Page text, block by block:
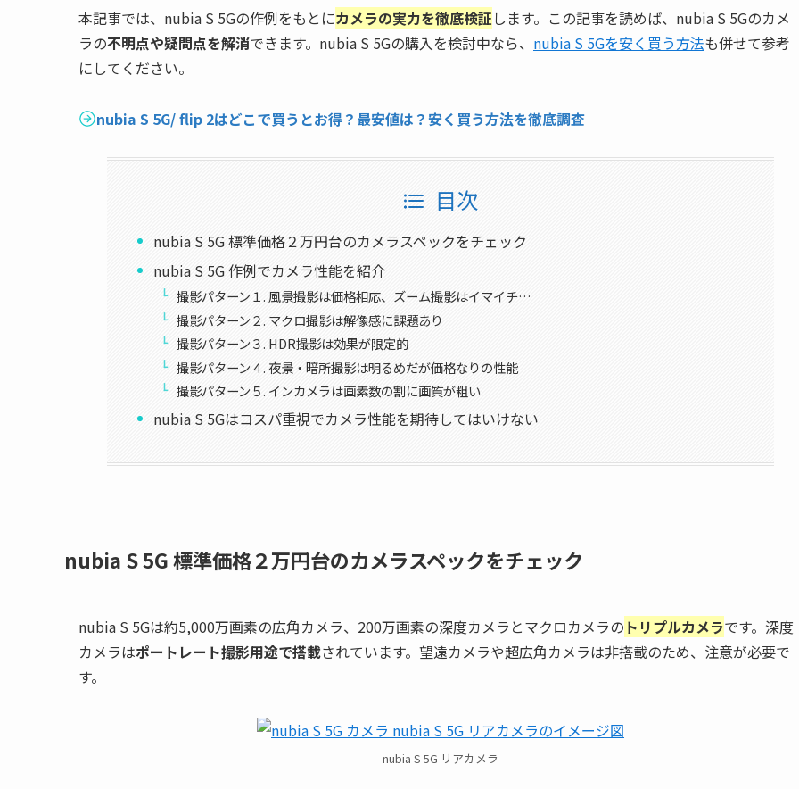
本記事では、nubia S 5Gの作例をもとにカメラの実力を徹底検証します。この記事を読めば、nubia S 5Gのカメ
ラの不明点や疑問点を解消できます。nubia S 5Gの購入を検討中なら、 nubia S 5Gを安く買う方法も併せて参考
にしてください。
nubia S 5G/ flip 2はどこで買うとお得？最安値は？安く買う方法を徹底調査
目次
nubia S 5G 標準価格２万円台のカメラスペックをチェック
nubia S 5G 作例でカメラ性能を紹介
撮影パターン１. 風景撮影は価格相応、ズーム撮影はイマイチ…
撮影パターン２. マクロ撮影は解像感に課題あり
撮影パターン３. HDR撮影は効果が限定的
撮影パターン４. 夜景・暗所撮影は明るめだが価格なりの性能
撮影パターン５. インカメラは画素数の割に画質が粗い
nubia S 5Gはコスパ重視でカメラ性能を期待してはいけない
nubia S 5G 標準価格２万円台のカメラスペックをチェック
nubia S 5Gは約5,000万画素の広角カメラ、200万画素の深度カメラとマクロカメラの トリプルカメラです。深度
カメラはポートレート撮影用途で搭載されています。望遠カメラや超広角カメラは非搭載のため、注意が必要で
す。
nubia S 5G リアカメラ